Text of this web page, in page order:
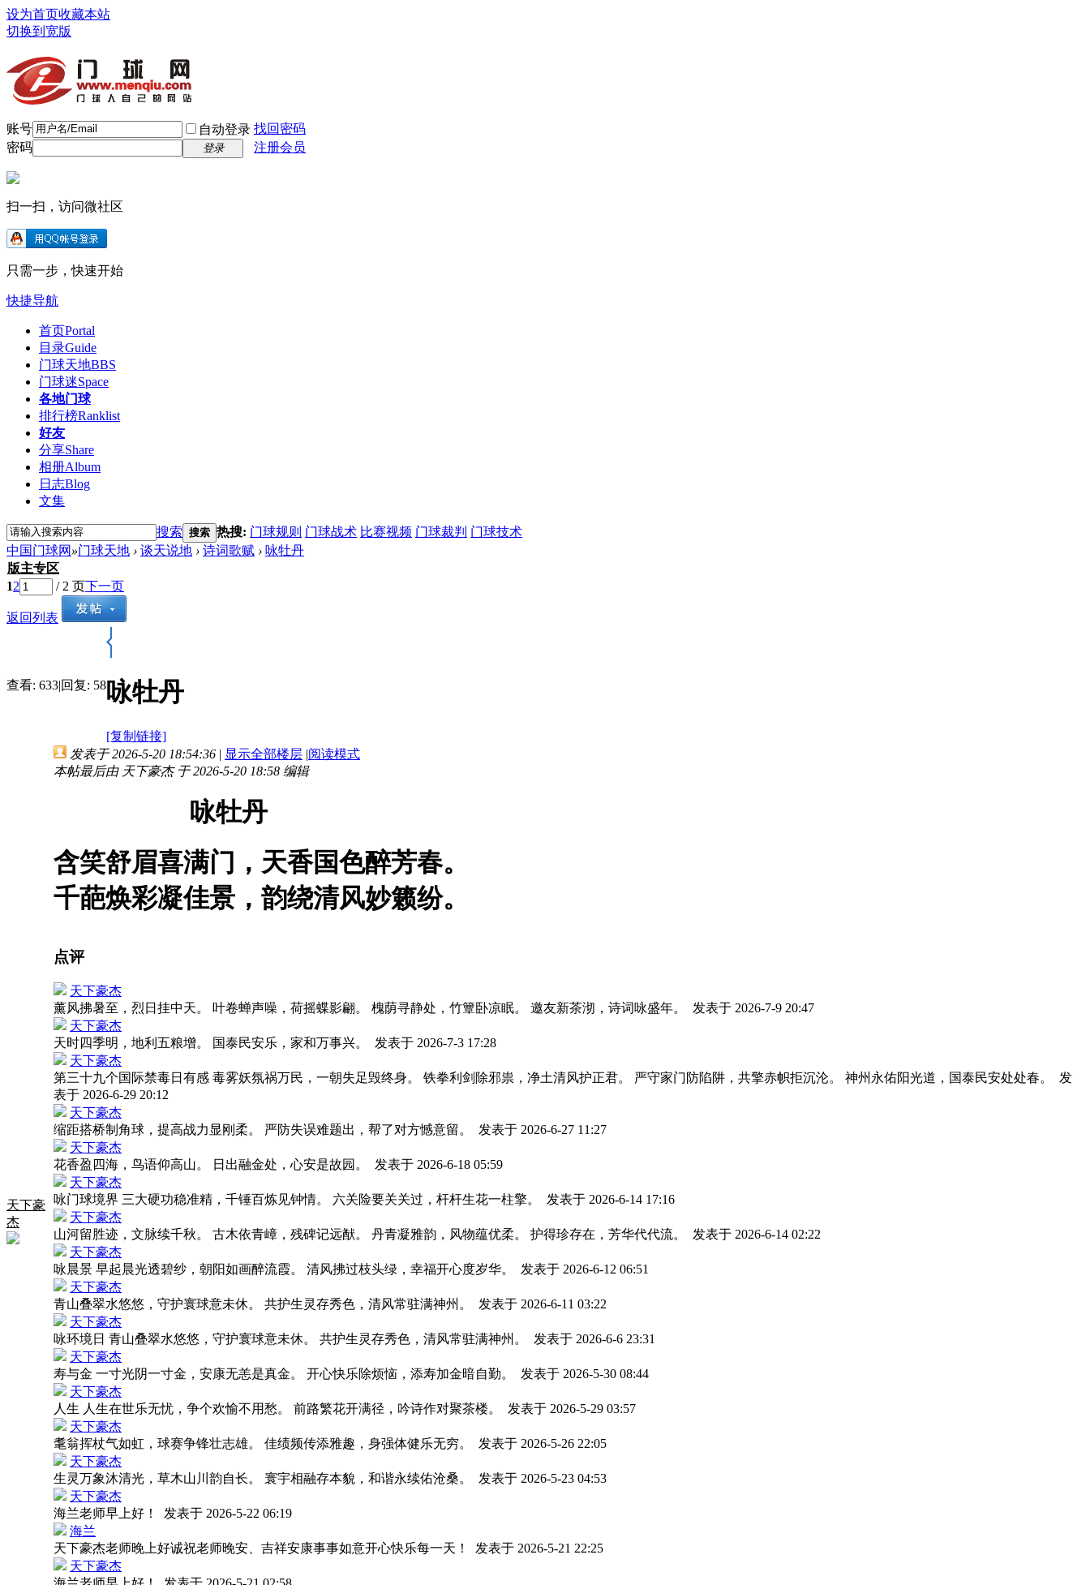
设为首页收藏本站
切换到宽版
账号 自动登录 找回密码
密码
登录 注册会员
扫一扫，访问微社区
只需一步，快速开始
快捷导航
首页Portal
目录Guide
门球天地BBS
门球迷Space
各地门球
排行榜Ranklist
好友
分享Share
相册Album
日志Blog
文集
搜索 搜索 热搜: 门球规则 门球战术 比赛视频 门球裁判 门球技术
中国门球网 »门球天地 › 谈天说地 › 诗词歌赋 › 咏牡丹
版主专区
12 / 2 页下一页
返回列表
查看: 633|回复: 58咏牡丹
[复制链接]
天下豪
杰
发表于 2026-5-20 18:54:36 | 显示全部楼层 |阅读模式
本帖最后由 天下豪杰 于 2026-5-20 18:58 编辑
咏牡丹
含笑舒眉喜满门，天香国色醉芳春。
千葩焕彩凝佳景，韵绕清风妙籁纷。
点评
天下豪杰
薰风拂暑至，烈日挂中天。 叶卷蝉声噪，荷摇蝶影翩。 槐荫寻静处，竹簟卧凉眠。 邀友新茶沏，诗词咏盛年。 发表于 2026-7-9 20:47
天下豪杰
天时四季明，地利五粮增。 国泰民安乐，家和万事兴。 发表于 2026-7-3 17:28
天下豪杰
第三十九个国际禁毒日有感 毒雾妖氛祸万民，一朝失足毁终身。 铁拳利剑除邪祟，净土清风护正君。 严守家门防陷阱，共擎赤帜拒沉沦。 神州永佑阳光道，国泰民安处处春。 发
表于 2026-6-29 20:12
天下豪杰
缩距搭桥制角球，提高战力显刚柔。 严防失误难题出，帮了对方憾意留。 发表于 2026-6-27 11:27
天下豪杰
花香盈四海，鸟语仰高山。 日出融金处，心安是故园。 发表于 2026-6-18 05:59
天下豪杰
咏门球境界 三大硬功稳准精，千锤百炼见钟情。 六关险要关关过，杆杆生花一柱擎。 发表于 2026-6-14 17:16
天下豪杰
山河留胜迹，文脉续千秋。 古木依青嶂，残碑记远猷。 丹青凝雅韵，风物蕴优柔。 护得珍存在，芳华代代流。 发表于 2026-6-14 02:22
天下豪杰
咏晨景 早起晨光透碧纱，朝阳如画醉流霞。 清风拂过枝头绿，幸福开心度岁华。 发表于 2026-6-12 06:51
天下豪杰
青山叠翠水悠悠，守护寰球意未休。 共护生灵存秀色，清风常驻满神州。 发表于 2026-6-11 03:22
天下豪杰
咏环境日 青山叠翠水悠悠，守护寰球意未休。 共护生灵存秀色，清风常驻满神州。 发表于 2026-6-6 23:31
天下豪杰
寿与金 一寸光阴一寸金，安康无恙是真金。 开心快乐除烦恼，添寿加金暗自勤。 发表于 2026-5-30 08:44
天下豪杰
人生 人生在世乐无忧，争个欢愉不用愁。 前路繁花开满径，吟诗作对聚茶楼。 发表于 2026-5-29 03:57
天下豪杰
耄翁挥杖气如虹，球赛争锋壮志雄。 佳绩频传添雅趣，身强体健乐无穷。 发表于 2026-5-26 22:05
天下豪杰
生灵万象沐清光，草木山川韵自长。 寰宇相融存本貌，和谐永续佑沧桑。 发表于 2026-5-23 04:53
天下豪杰
海兰老师早上好！ 发表于 2026-5-22 06:19
海兰
天下豪杰老师晚上好诚祝老师晚安、吉祥安康事事如意开心快乐每一天！ 发表于 2026-5-21 22:25
天下豪杰